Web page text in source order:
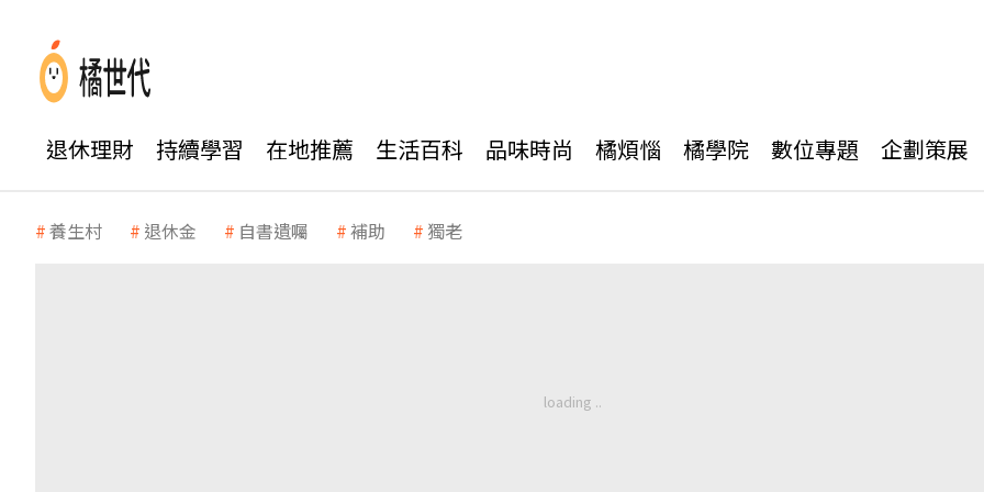
退休理財 持續學習 在地推薦 生活百科 品味時尚 橘煩惱 橘學院 數位專題 企劃策展
養生村 退休金 自書遺囑 補助 獨老